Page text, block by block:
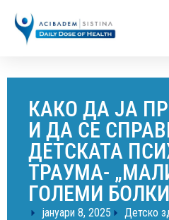
КАКО ДА ЈА
И ДА СЕ
ДЕТСКАТА
ТРАУМА-
ГОЛЕМИ
јануари 8, 2025 Детско